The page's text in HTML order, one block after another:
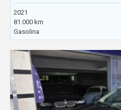
2021
81.000 km
Gasolina